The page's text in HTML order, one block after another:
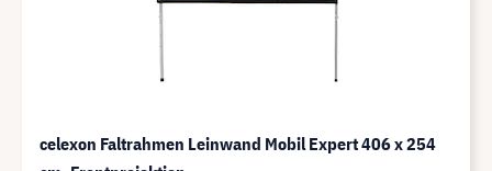
celexon Faltrahmen Leinwand Mobil Expert 406 x 254